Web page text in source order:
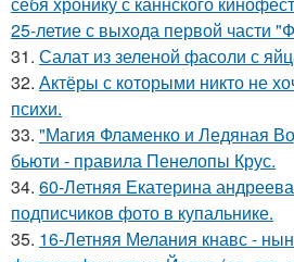
25-летие с выхода первой части
31. Салат из зеленой фасоли с
32. Актёры с которыми никто не
психи.
33. "Магия Фламенко и Ледяная
бьюти - правила Пенелопы Крус.
34. 60-Летняя Екатерина
подписчиков фото в купальнике.
35. 16-Летняя Мелания кнавс -